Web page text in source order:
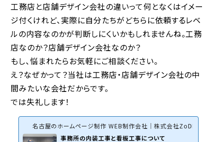
工務店と店舗デザイン会社の違いって何となくはイメー
ジ付くけれど、実際に自分たちがどちらに依頼するレベ
ルの内容なのかが判断しにくいかもしれませんね。工務
店なのか？店舗デザイン会社なのか？
もし、悩まれたらお気軽にご相談ください。
え？なぜかって？当社は工務店・店舗デザイン会社の中
間みたいな会社だからです。
では失礼します！
名古屋のホームページ制作 WEB制作会社｜株式会社ZoDDo
事務所の内装工事と看板工事について